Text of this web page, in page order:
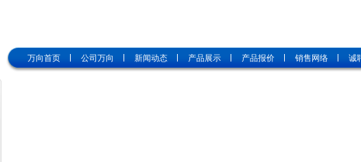
万向首页 公司万向 新闻动态 产品展示 产品报价 销售网络 诚